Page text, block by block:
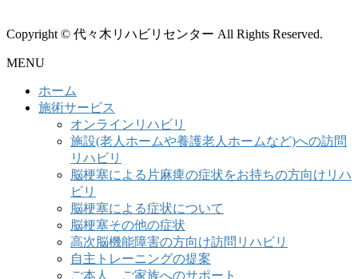
Copyright © 代々木リハビリセンター All Rights Reserved.
MENU
ホーム
施術サービス
オンラインリハビリ
施設(老人ホームや養護老人ホームなど)への訪問
リハビリ
脳梗塞による片麻痺の症状をお持ちの方向けリハ
ビリ
脳梗塞による症状について
脳梗塞その他の症状
高次脳機能障害の方向け訪問リハビリ
自主トレーニングの提案
ご本人、ご家族へのサポート